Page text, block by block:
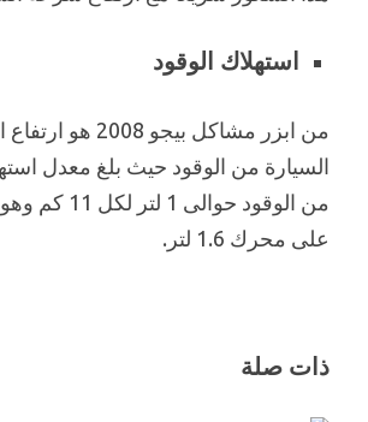
استهلاك الوقود
من ابزر مشاكل بيجو
السيارة من الوقود حيث بلغ معدل
من الوقود حوالى
على محرك 1.6 لتر.
ذات صلة